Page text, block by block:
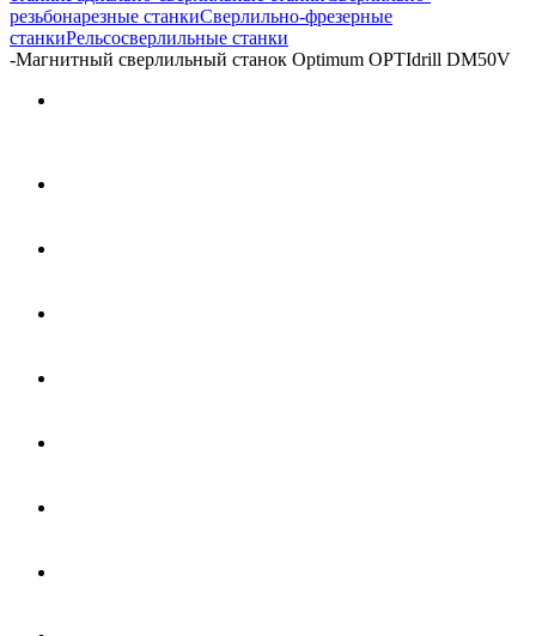
резьбонарезные станкиСверлильно-фрезерные
станкиРельсосверлильные станки
-Магнитный сверлильный станок Optimum OPTIdrill DM50V